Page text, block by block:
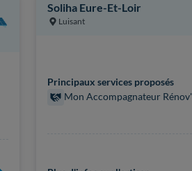
Soliha Eure-Et-Loir
Luisant
Principaux services proposés
Mon Accompagnateur Rénov'